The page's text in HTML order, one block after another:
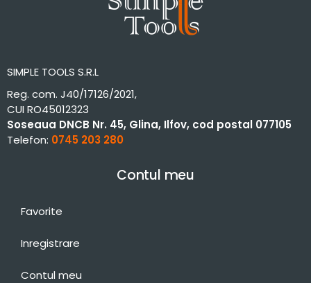
SIMPLE TOOLS S.R.L
Reg. com. J40/17126/2021,
CUI RO45012323
Soseaua DNCB Nr. 45, Glina, Ilfov, cod postal 077105
Telefon: 0745 203 280
Contul meu
Favorite
Inregistrare
Contul meu